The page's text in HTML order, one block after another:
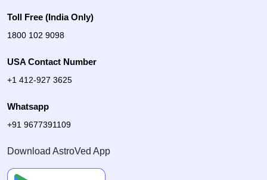
Toll Free (India Only)
1800 102 9098
USA Contact Number
+1 412-927 3625
Whatsapp
+91 9677391109
Download AstroVed App